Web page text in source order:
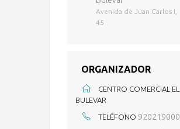
Avenida de Juan Carlos I,
45
ORGANIZADOR
CENTRO COMERCIAL EL
BULEVAR
TELÉFONO 920219000